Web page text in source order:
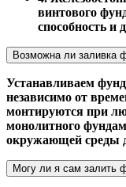
винтового
способность и
Возможна ли заливка
Устанавливаем
независимо от
монтируются при
монолитного
окружающей среды
Могу ли я сам залить